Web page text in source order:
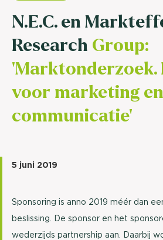
N.E.C. en
Research Group:
'Marktonderzoek.
voor marketing en
communicatie'
5 juni 2019
Sponsoring is anno 2019 méér dan
beslissing. De sponsor en het
wederzijds partnership aan. Daarbij